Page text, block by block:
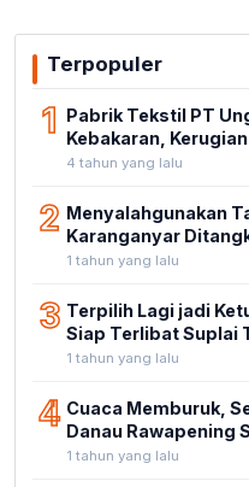
Terpopuler
1 Pabrik Tekstil PT
Kebakaran,
4 tahun yang lalu
2 Menyalahgunakan
Karanganyar
1 tahun yang lalu
3 Terpilih Lagi jadi
Siap Terlibat Suplai
1 tahun yang lalu
4 Cuaca Memburuk,
Danau Rawapening
1 tahun yang lalu